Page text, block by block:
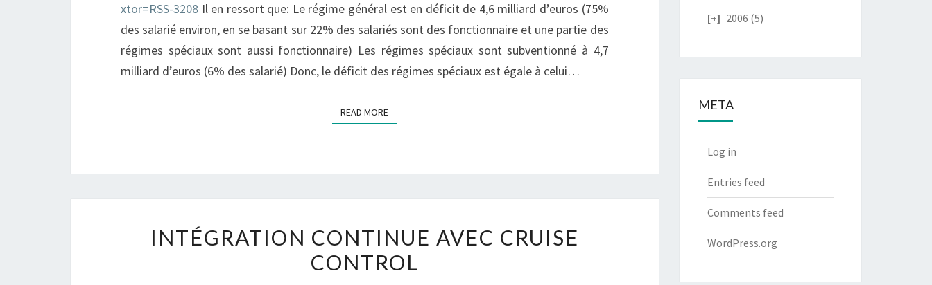
xtor=RSS-3208 Il en ressort que: Le régime général est en déficit de 4,6 milliard d’euros (75%
des salarié environ, en se basant sur 22% des salariés sont des fonctionnaire et une partie des
régimes spéciaux sont aussi fonctionnaire) Les régimes spéciaux sont subventionné à 4,7
milliard d’euros (6% des salarié) Donc, le déficit des régimes spéciaux est égale à celui…
READ MOREREAD MORE
CONTINUE
AVEC
INTÉGRATION CONTINUE AVEC CRUISE
CONTROL
2006 (5)
META
Log in
Entries feed
Comments feed
WordPress.org